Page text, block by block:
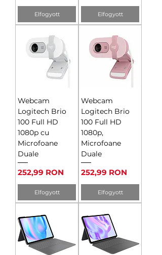
Elfogyott Elfogyott
Webcam
Logitech Brio
100 Full HD
1080p cu
Microfoane
Duale
Ár
252,99 RON
Elfogyott
Webcam
Logitech Brio
100 Full HD
1080p,
Microfoane
Duale
Ár
252,99 RON
Elfogyott